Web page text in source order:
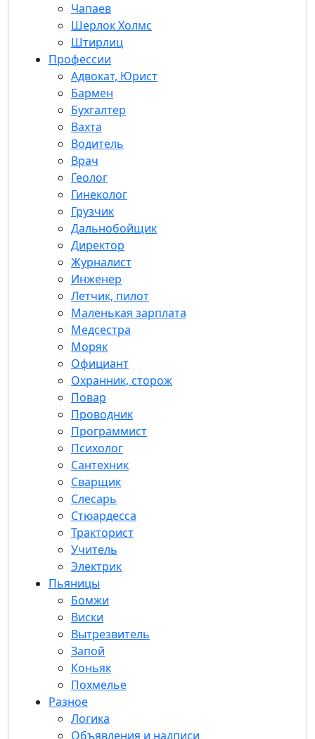
Чапаев
Шерлок Холмс
Штирлиц
Профессии
Адвокат, Юрист
Бармен
Бухгалтер
Вахта
Водитель
Врач
Геолог
Гинеколог
Грузчик
Дальнобойщик
Директор
Журналист
Инженер
Летчик, пилот
Маленькая зарплата
Медсестра
Моряк
Официант
Охранник, сторож
Повар
Проводник
Программист
Психолог
Сантехник
Сварщик
Слесарь
Стюардесса
Тракторист
Учитель
Электрик
Пьяницы
Бомжи
Виски
Вытрезвитель
Запой
Коньяк
Похмелье
Разное
Логика
Объявления и надписи